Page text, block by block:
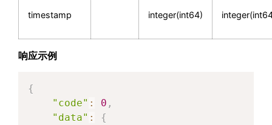
timestamp integer(int64)
响应示例
{
"code" : 0 ,
"data" :
{